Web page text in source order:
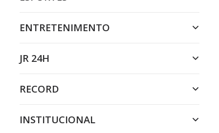
ENTRETENIMENTO
JR 24H
RECORD
INSTITUCIONAL